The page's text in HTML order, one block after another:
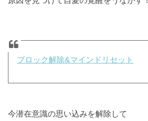
ブロック解除&マインドリセット
今潜在意識の思い込みを解除して